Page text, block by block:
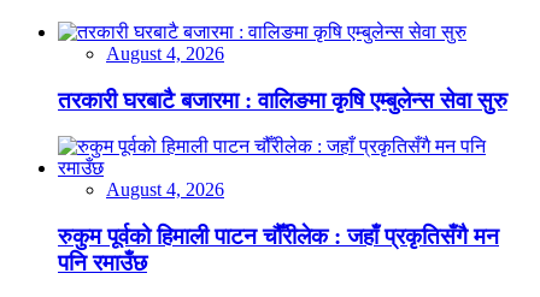
August 4, 2026
तरकारी घरबाटै बजारमा : वालिङमा कृषि एम्बुलेन्स सेवा सुरु
August 4, 2026
रुकुम पूर्वको हिमाली पाटन चौँरीलेक : जहाँ प्रकृतिसँगै मन
पनि रमाउँछ